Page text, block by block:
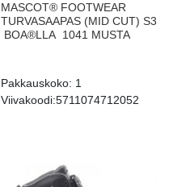
MASCOT® FOOTWEAR
TURVASAAPAS (MID CUT) S3
BOA®LLA 1041 MUSTA
Pakkauskoko: 1
Viivakoodi:5711074712052